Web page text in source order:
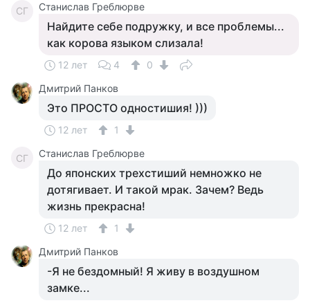
СГ Станислав Греблюрве
Найдите себе подружку, и все проблемы...
как корова языком слизала!
12 лет 4
0
Дмитрий Панков
Это ПРОСТО одностишия! )))
12 лет 1
СГ Станислав Греблюрве
До японских трехстиший немножко не
дотягивает. И такой мрак. Зачем? Ведь
жизнь прекрасна!
12 лет
1
Дмитрий Панков
-Я не бездомный! Я живу в воздушном
замке...